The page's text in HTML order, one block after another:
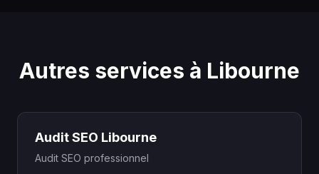
Autres services à Libourne
Audit SEO Libourne
Audit SEO professionnel